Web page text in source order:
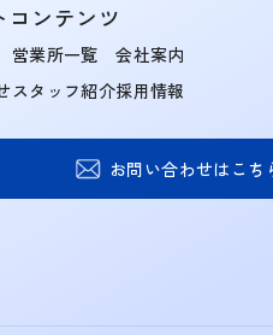
コンテンツ
営業所一覧
スタッフ紹介
会社案内
採用情報
お問い合わせはこち